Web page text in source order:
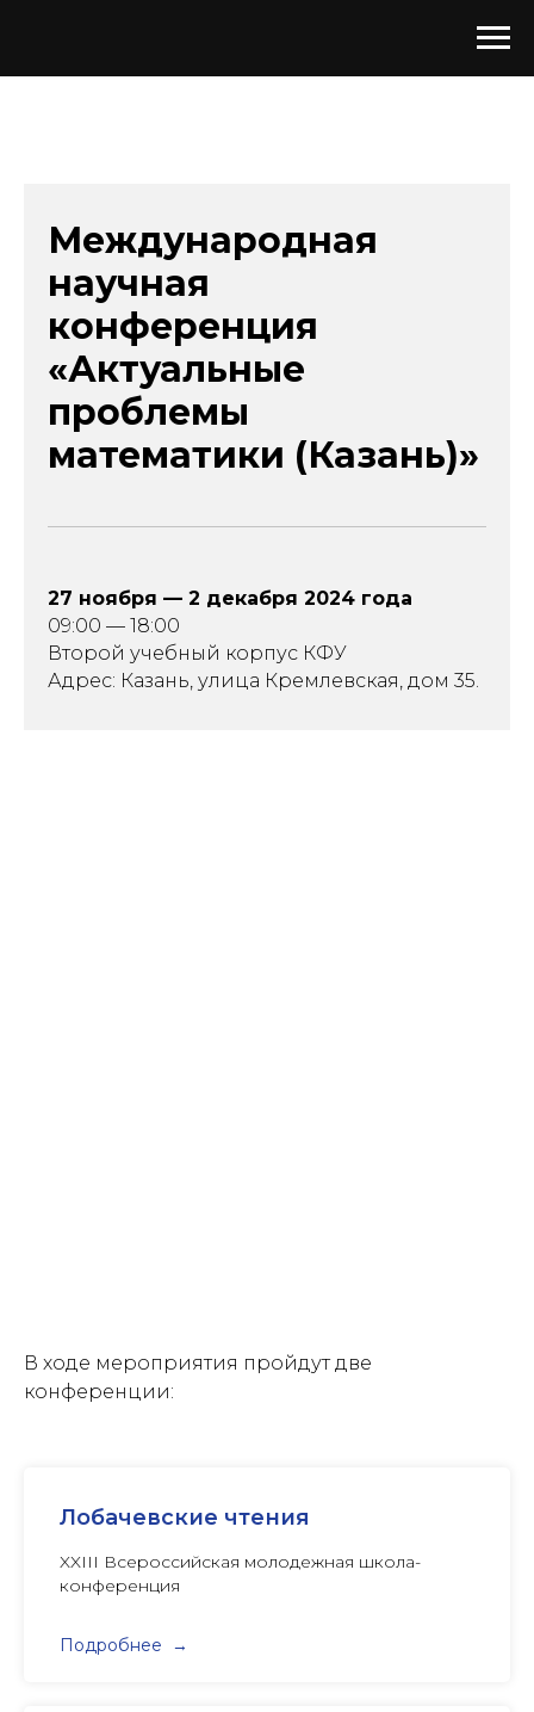
Международная
научная
конференция
«Актуальные
проблемы
математики (Казань)»
27 ноября — 2 декабря 2024 года
09:00 — 18:00
Второй учебный корпус КФУ
Адрес: Казань, улица Кремлевская, дом 35.
В ходе мероприятия пройдут две
конференции:
Лобачевские чтения
XXIII Всероссийская молодежная школа-
конференция
Подробнее